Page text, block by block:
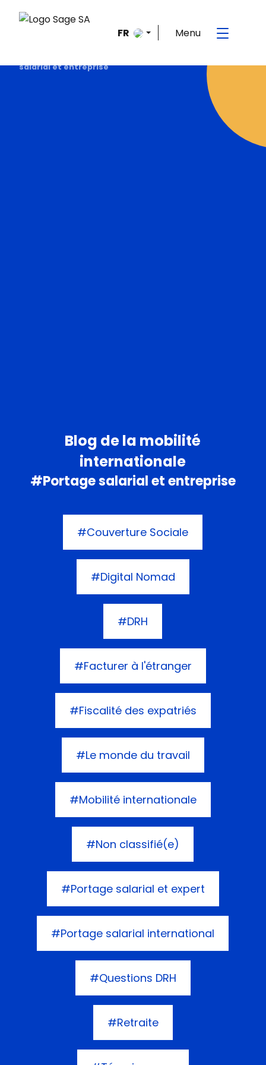
FR
Menu
salarial et entreprise
Blog de la mobilité
internationale
#Portage salarial et entreprise
#Couverture Sociale
#Digital Nomad
#DRH
#Facturer à l'étranger
#Fiscalité des expatriés
#Le monde du travail
#Mobilité internationale
#Non classifié(e)
#Portage salarial et expert
#Portage salarial international
#Questions DRH
#Retraite